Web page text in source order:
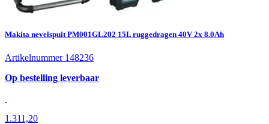
Makita nevelspuit PM001GL202 15L ruggedragen 40V 2x 8.0Ah
Artikelnummer 148236
Op bestelling leverbaar
1.311,20